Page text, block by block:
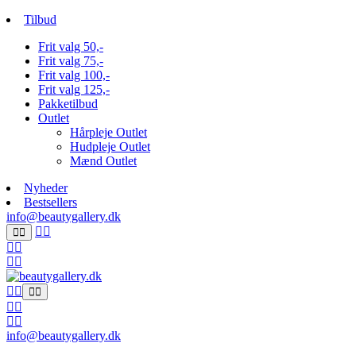
Tilbud
Frit valg 50,-
Frit valg 75,-
Frit valg 100,-
Frit valg 125,-
Pakketilbud
Outlet
Hårpleje Outlet
Hudpleje Outlet
Mænd Outlet
Nyheder
Bestsellers
info@beautygallery.dk
info@beautygallery.dk